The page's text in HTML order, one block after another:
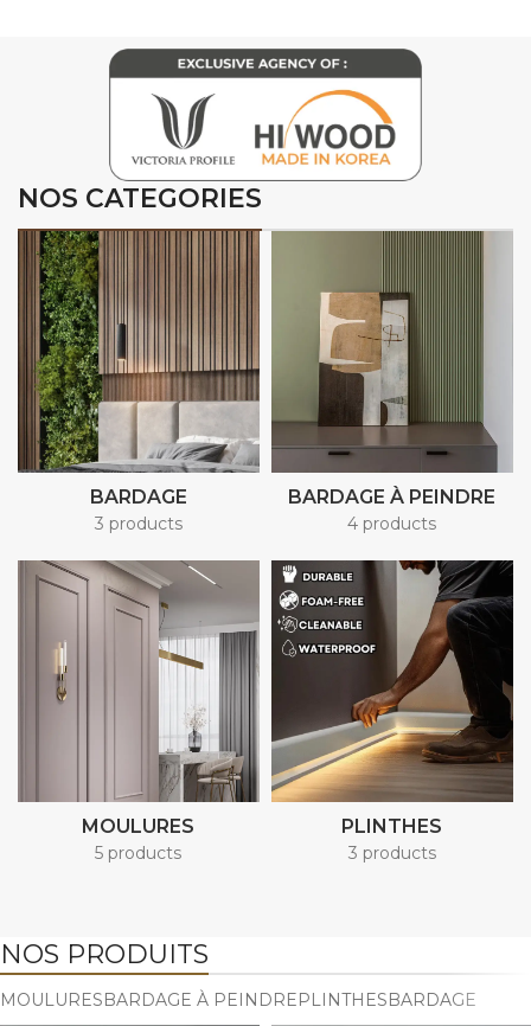
NOS CATEGORIES
BARDAGE
3 products
BARDAGE À PEINDRE
4 products
MOULURES
5 products
PLINTHES
3 products
NOS PRODUITS
MOULURESBARDAGE À PEINDREPLINTHESBARDAGE